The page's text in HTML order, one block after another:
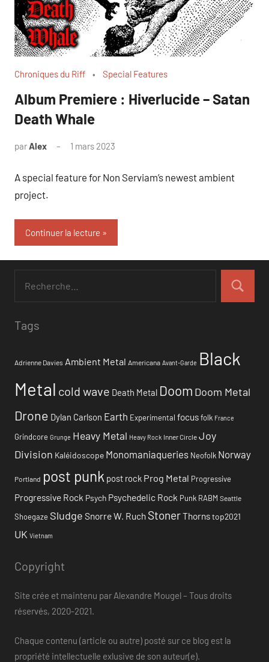
Chroniques du Riff Special Features
Album Premiere : Hiverlucide – Satan
Death Whale
parAlex 1 mars 2023
A special feature for Non Serviam’s newest ambient
project.
Continuer la lecture
Tags
Adrienne Davies Ambient Metal Americana Avant-Garde Black
Metal cold wave Death Metal Doom Doom Metal
Drone Dylan Carlson Earth Experimental focusfolk France
Grindcore Grunge Heavy Metal Heavy Rock Inner Circle Joy
Division Kaléidoscope Monomaniaqueries Neofolk Norway
Portland post punk post rock Prog Metal Progressive
Progressive Rock Psych Psychedelic Rock Punk RABM Seattle
Shoegaze Sludge Snorre W. Ruch StonerThornstop2021
UK Vietnam
Copyright
Site crée et maintenu par Alexandre Mougel – Tous droits
réservés, 2020-2021.
Chaque contenu (article ou autre) posté sur ce blog est la
propriété intellectuelle exlusive de son auteur(e).